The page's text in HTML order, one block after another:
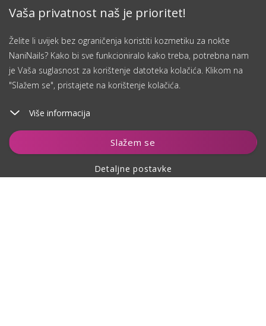
Vaša privatnost naš je prioritet!
Želite li uvijek bez ograničenja koristiti kozmetiku za nokte
NaniNails? Kako bi sve funkcioniralo kako treba, potrebna nam
je Vaša suglasnost za korištenje datoteka kolačića. Klikom na
"Slažem se", pristajete na korištenje kolačića.
Više informacija
Slažem se
Detaljne postavke
Čuvaj